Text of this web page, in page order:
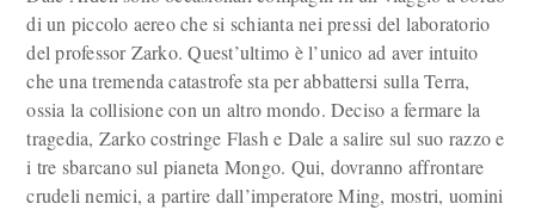
di un piccolo aereo che si schianta nei pressi del laboratorio
del professor Zarko. Quest’ultimo è l’unico ad aver intuito
che una tremenda catastrofe sta per abbattersi sulla Terra,
ossia la collisione con un altro mondo. Deciso a fermare la
tragedia, Zarko costringe Flash e Dale a salire sul suo razzo e
i tre sbarcano sul pianeta Mongo. Qui, dovranno affrontare
crudeli nemici, a partire dall’imperatore Ming, mostri, uomini